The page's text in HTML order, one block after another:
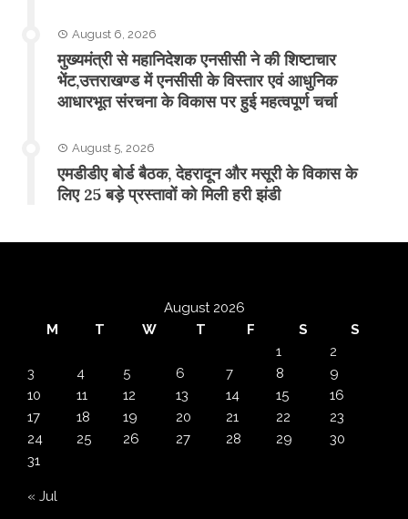
August 6, 2026
मुख्यमंत्री से महानिदेशक एनसीसी ने की शिष्टाचार
भेंट,उत्तराखण्ड में एनसीसी के विस्तार एवं आधुनिक
आधारभूत संरचना के विकास पर हुई महत्वपूर्ण चर्चा
August 5, 2026
एमडीडीए बोर्ड बैठक, देहरादून और मसूरी के विकास के
लिए 25 बड़े प्रस्तावों को मिली हरी झंडी
August 2026
M
T W T F S
S
1
2
3
4 5 6 7 8
9
10
11 12 13 14 15
16
17
18 19 20 21 22
23
24
25 26 27 28 29
30
31
« Jul